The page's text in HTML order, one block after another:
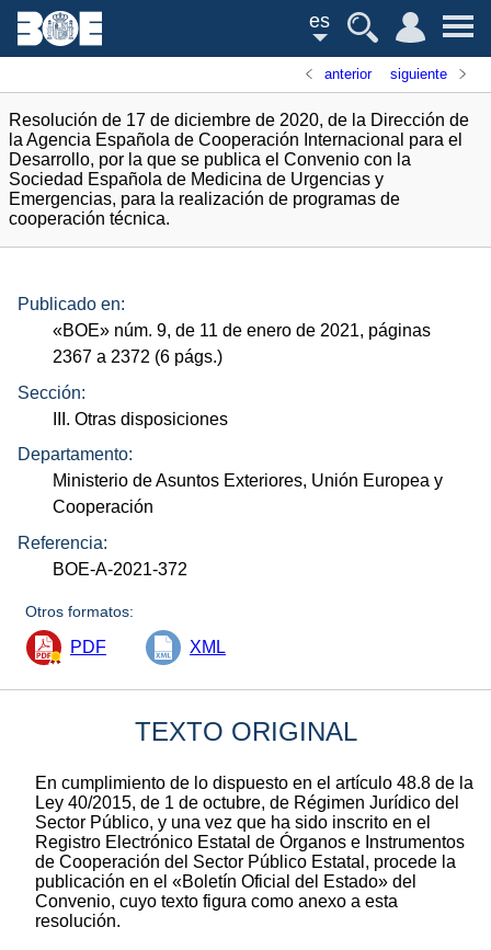
es
anterior siguiente
Resolución de 17 de diciembre de 2020, de la Dirección de
la Agencia Española de Cooperación Internacional para el
Desarrollo, por la que se publica el Convenio con la
Sociedad Española de Medicina de Urgencias y
Emergencias, para la realización de programas de
cooperación técnica.
Publicado en:
«BOE» núm. 9, de 11 de enero de 2021, páginas
2367 a 2372 (6 págs.)
Sección:
III. Otras disposiciones
Departamento:
Ministerio de Asuntos Exteriores, Unión Europea y
Cooperación
Referencia:
BOE-A-2021-372
Otros formatos:
PDF XML
TEXTO ORIGINAL
En cumplimiento de lo dispuesto en el artículo 48.8 de la
Ley 40/2015, de 1 de octubre, de Régimen Jurídico del
Sector Público, y una vez que ha sido inscrito en el
Registro Electrónico Estatal de Órganos e Instrumentos
de Cooperación del Sector Público Estatal, procede la
publicación en el «Boletín Oficial del Estado» del
Convenio, cuyo texto figura como anexo a esta
resolución.